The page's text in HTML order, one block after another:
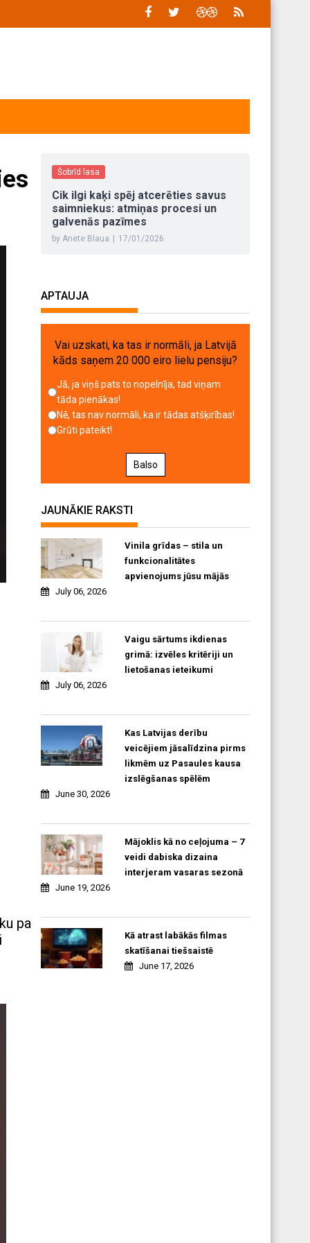
pa
Šobrīd lasa
Cik ilgi kaķi spēj atcerēties savus
saimniekus: atmiņas procesi un
galvenās pazīmes
by Anete Blaua 17/01/2026
APTAUJA
Vai uzskati, ka tas ir normāli, ja Latvijā
kāds saņem 20 000 eiro lielu pensiju?
Jā, ja viņš pats to nopelnīja, tad viņam
tāda pienākas!
Nē, tas nav normāli, ka ir tādas atšķirības!
Grūti pateikt!
Balso
JAUNĀKIE RAKSTI
Vinila grīdas – stila un
funkcionalitātes
apvienojums jūsu mājās
July 06, 2026
Vaigu sārtums ikdienas
grimā: izvēles kritēriji un
lietošanas ieteikumi
July 06, 2026
Kas Latvijas derību
veicējiem jāsalīdzina pirms
likmēm uz Pasaules kausa
izslēgšanas spēlēm
June 30, 2026
Mājoklis kā no ceļojuma – 7
veidi dabiska dizaina
interjeram vasaras sezonā
June 19, 2026
Kā atrast labākās filmas
skatīšanai tiešsaistē
June 17, 2026